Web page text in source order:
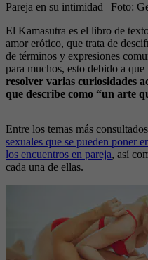
Pareja en su intimidad | Foto:
El Kamasutra es el libro de
amor erótico, que trata de
de términos y expresiones
para muchos, esto debido a
resolver varias curiosidades
que describe como “un arte
Entre los temas más
sexuales que se pueden poner
los encuentros en pareja, así
cada una de ellas.